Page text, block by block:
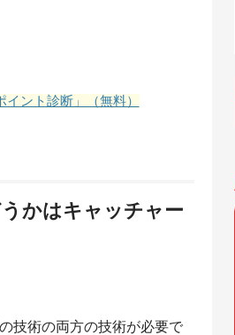
ント診断」（無料）
かはキャッチャー
技術の両方の技術が必要で